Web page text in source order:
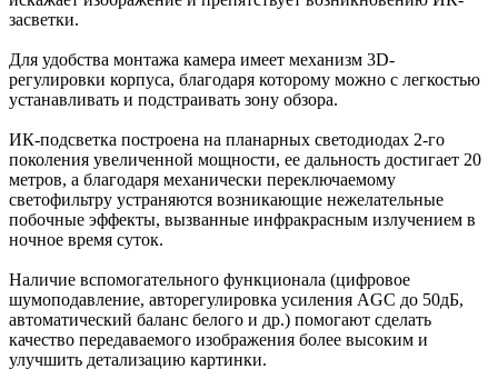
засветки.
Для удобства монтажа камера имеет механизм 3D-
регулировки корпуса, благодаря которому можно с легкостью
устанавливать и подстраивать зону обзора.
ИК-подсветка построена на планарных светодиодах 2-го
поколения увеличенной мощности, ее дальность достигает 20
метров, а благодаря механически переключаемому
светофильтру устраняются возникающие нежелательные
побочные эффекты, вызванные инфракрасным излучением в
ночное время суток.
Наличие вспомогательного функционала (цифровое
шумоподавление, авторегулировка усиления AGC до 50дБ,
автоматический баланс белого и др.) помогают сделать
качество передаваемого изображения более высоким и
улучшить детализацию картинки.